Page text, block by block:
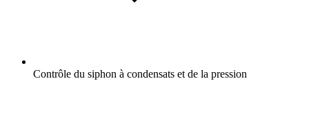
Contrôle du siphon à condensats et de la pression